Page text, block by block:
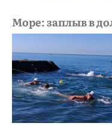
Море: заплыв в